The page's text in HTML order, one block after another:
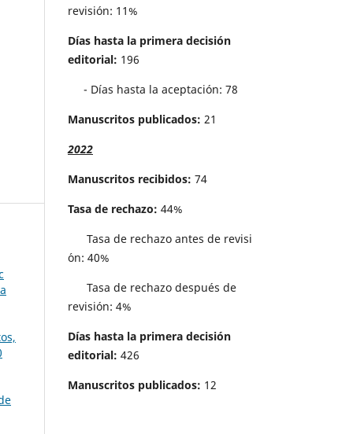
revisión: 11%
Días hasta la primera decisión
editorial: 196
- Días hasta la aceptación: 78
Manuscritos publicados: 21
2022
Manuscritos recibidos: 74
Tasa de rechazo: 44%
Tasa de rechazo antes de revisi
´on: 40%
Tasa de rechazo después de
revisión: 4%
Días hasta la primera decisión
editorial: 426
Manuscritos publicados: 12